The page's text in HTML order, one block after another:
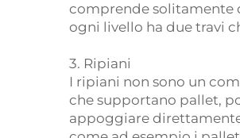
comprende solitamente
ogni livello ha due travi
3. Ripiani
I ripiani non sono un
che supportano pallet,
appoggiare